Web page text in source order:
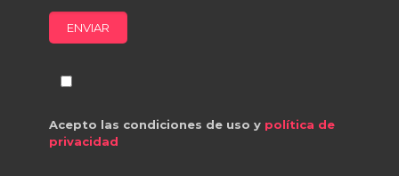
Acepto las condiciones de uso y política de
privacidad